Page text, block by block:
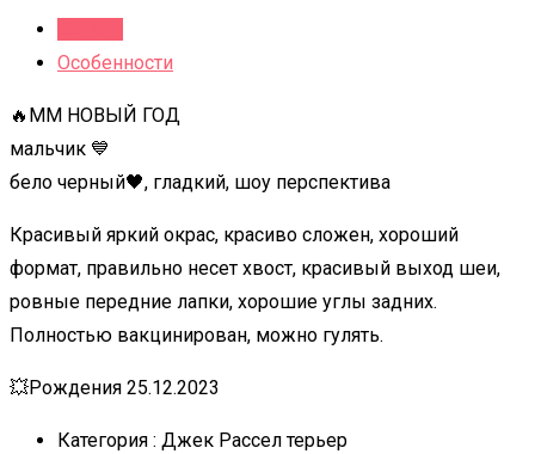
Особенности
🔥ММ НОВЫЙ ГОД
мальчик 💙
бело черный🖤, гладкий, шоу перспектива
Красивый яркий окрас, красиво сложен, хороший
формат, правильно несет хвост, красивый выход шеи,
ровные передние лапки, хорошие углы задних.
Полностью вакцинирован, можно гулять.
💥Рождения 25.12.2023
Категория : Джек Рассел терьер